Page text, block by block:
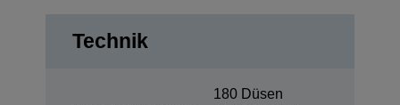
Technik
180 Düsen